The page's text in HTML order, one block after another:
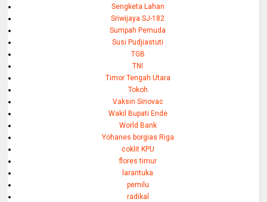
Sengketa Lahan
Sriwijaya SJ-182
Sumpah Pemuda
Susi Pudjiastuti
TGB
TNI
Timor Tengah Utara
Tokoh
Vaksin Sinovac
Wakil Bupati Ende
World Bank
Yohanes borgias Riga
coklit KPU
flores timur
larantuka
pemilu
radikal